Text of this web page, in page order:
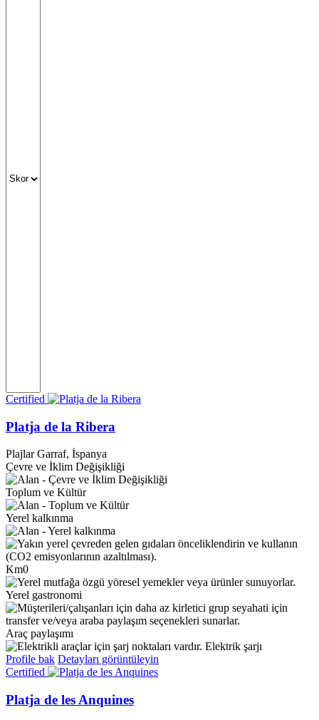
Certified
Platja de la Ribera
Plajlar Garraf, İspanya
Çevre ve İklim Değişikliği
Toplum ve Kültür
Yerel kalkınma
Km0
Yerel gastronomi
Araç paylaşımı
Elektrik şarjı
Profile bak Detayları görüntüleyin
Certified
Platja de les Anquines